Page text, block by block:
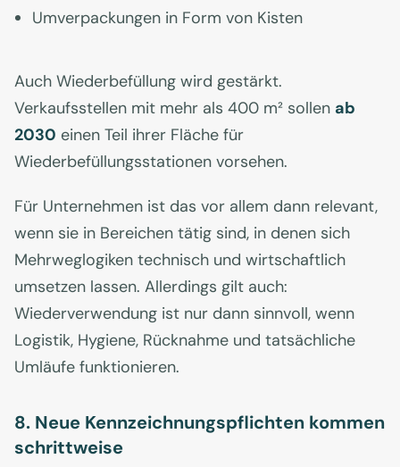
Umverpackungen in Form von Kisten
Auch Wiederbefüllung wird gestärkt.
Verkaufsstellen mit mehr als 400 m² sollen ab
2030 einen Teil ihrer Fläche für
Wiederbefüllungsstationen vorsehen.
Für Unternehmen ist das vor allem dann relevant,
wenn sie in Bereichen tätig sind, in denen sich
Mehrweglogiken technisch und wirtschaftlich
umsetzen lassen. Allerdings gilt auch:
Wiederverwendung ist nur dann sinnvoll, wenn
Logistik, Hygiene, Rücknahme und tatsächliche
Umläufe funktionieren.
8. Neue Kennzeichnungspflichten kommen
schrittweise